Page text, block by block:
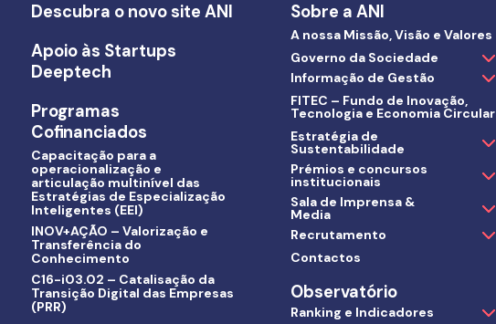
Descubra o novo site ANI
Apoio às Startups
Deeptech
Programas
Cofinanciados
Capacitação para a
operacionalização e
articulação multinível das
Estratégias de Especialização
Inteligentes (EEI)
INOV+AÇÃO – Valorização e
Transferência do
Conhecimento
C16-i03.02 – Catalisação da
Transição Digital das Empresas
(PRR)
Sobre a ANI
A nossa Missão, Visão e Valores
Governo da Sociedade
Informação de Gestão
FITEC – Fundo de Inovação,
Tecnologia e Economia Circular
Estratégia de
Sustentabilidade
Prémios e concursos
institucionais
Sala de Imprensa &
Media
Recrutamento
Contactos
Observatório
Ranking e Indicadores